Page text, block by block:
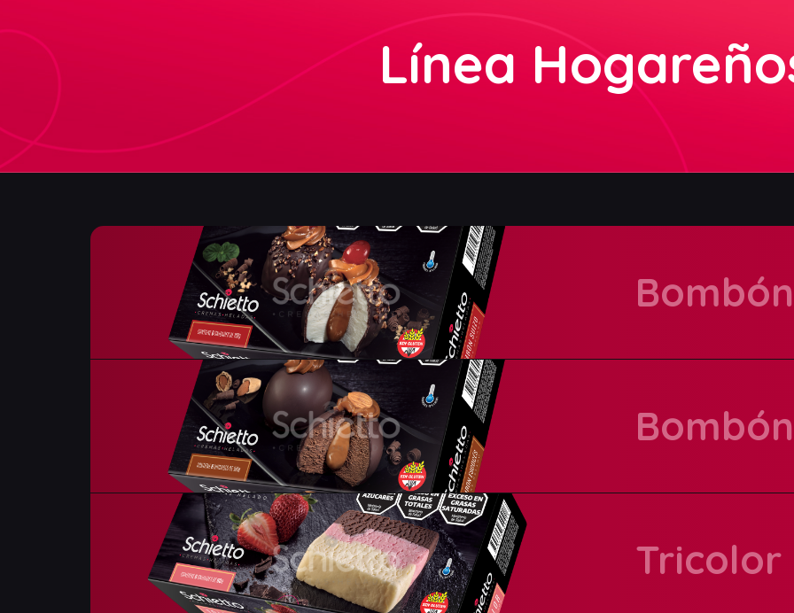
Línea
Presentación:
Presentación:
Tricolor